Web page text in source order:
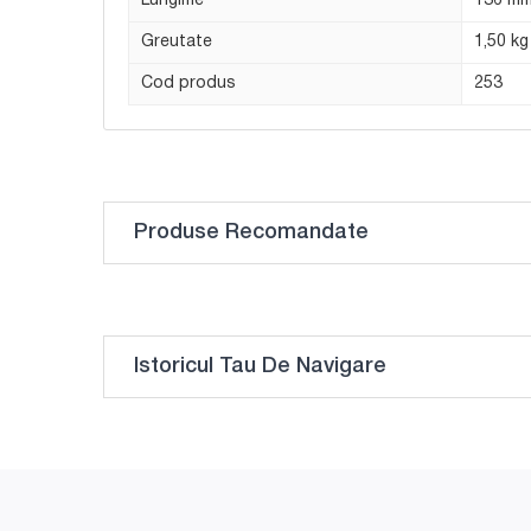
Greutate 1,50 kg
Cod produs 253
Produse Recomandate
Istoricul Tau De Navigare